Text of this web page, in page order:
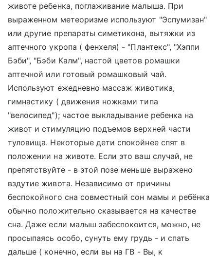
животе ребенка, поглаживание малыша. При
выраженном метеоризме используют "Эспумизан"
или другие препараты симетикона, вытяжки из
аптечного укропа ( фенхеля) - "Плантекс", "Хэппи
Бэби", "Бэби Калм", настой цветов ромашки
аптечной или готовый ромашковый чай.
Используют ежедневно массаж животика,
гимнастику ( движения ножками типа
"велосипед"); частое выкладывание ребенка на
живот и стимуляцию подъемов верхней части
туловища. Некоторые дети спокойнее спят в
положении на животе. Если это ваш случай, не
препятствуйте - в этой позе меньше выражено
вздутие живота. Независимо от причины
беспокойного сна совместный сон мамы и ребёнка
обычно положительно сказывается на качестве
сна. Даже если малыш забеспокоится, можно, не
просыпаясь особо, сунуть ему грудь - и спать
дальше ( конечно, если вы на ГВ - Вы, к